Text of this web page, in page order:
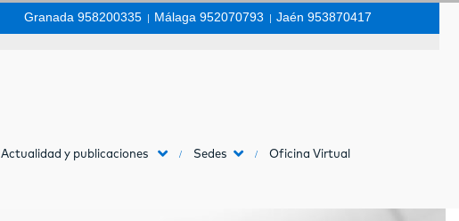
Granada 958200335 | Málaga 952070793 | Jaén 953870417
Actualidad y publicaciones Sedes Oficina Virtual